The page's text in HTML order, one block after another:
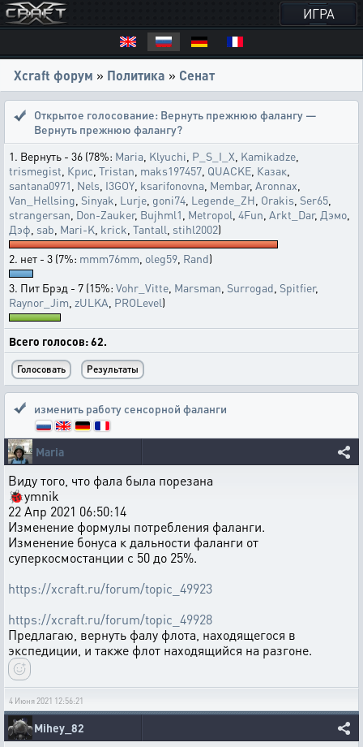
ИГРА
Xcraft форум » Политика » Сенат
Открытое голосование: Вернуть прежнюю фалангу —
Вернуть прежнюю фалангу?
1. Вернуть - 36 (78%: Maria Klyuchi P_S_I_X Kamikadze
trismegist Крис Tristan maks197457 QUACKE Казак
santana0971 Nels I3GOY ksarifonovna Membar, Aronnax
Van_Hellsing Sinyak Lurje goni74 Legende_ZH Orakis Ser65
strangersan Don-Zauker, Bujhml1 Metropol 4Fun Arkt_Dar, Дэмо
Дэф sab Mari-K krick Tantall stihl2002)
2. нет - 3 (7%: mmm76mm oleg59 Rand)
3. Пит Брэд - 7 (15%: Vohr_Vitte Marsman Surrogad Spitfier,
Raynor_Jim zULKA PROLevel)
Всего голосов: 62.
изменить работу сенсорной фаланги
Maria
Виду того, что фала была порезана
🐞ymnik
22 Апр 2021 06:50:14
Изменение формулы потребления фаланги.
Изменение бонуса к дальности фаланги от
суперкосмостанции с 50 до 25%.
https://xcraft.ru/forum/topic_49923
https://xcraft.ru/forum/topic_49928
Предлагаю, вернуть фалу флота, находящегося в
экспедиции, и также флот находящийся на разгоне.
4 Июня 2021 12:56:21
Mihey_82